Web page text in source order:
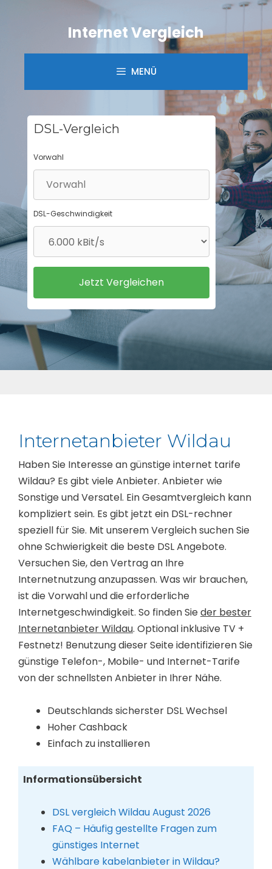
Internet Vergleich
MENÜ
DSL-Vergleich
Vorwahl
DSL-Geschwindigkeit
Internetanbieter Wildau
Haben Sie Interesse an günstige internet tarife
Wildau? Es gibt viele Anbieter. Anbieter wie
Sonstige und Versatel. Ein Gesamtvergleich kann
kompliziert sein. Es gibt jetzt ein DSL-rechner
speziell für Sie. Mit unserem Vergleich suchen Sie
ohne Schwierigkeit die beste DSL Angebote.
Versuchen Sie, den Vertrag an Ihre
Internetnutzung anzupassen. Was wir brauchen,
ist die Vorwahl und die erforderliche
Internetgeschwindigkeit. So finden Sieder bester
Internetanbieter Wildau. Optional inklusive TV +
Festnetz! Benutzung dieser Seite identifizieren Sie
günstige Telefon-, Mobile- und Internet-Tarife
von der schnellsten Anbieter in Ihrer Nähe.
Deutschlands sicherster DSL Wechsel
Hoher Cashback
Einfach zu installieren
Informationsübersicht
DSL vergleich Wildau August 2026
FAQ – Häufig gestellte Fragen zum
günstiges Internet
Wählbare kabelanbieter in Wildau?